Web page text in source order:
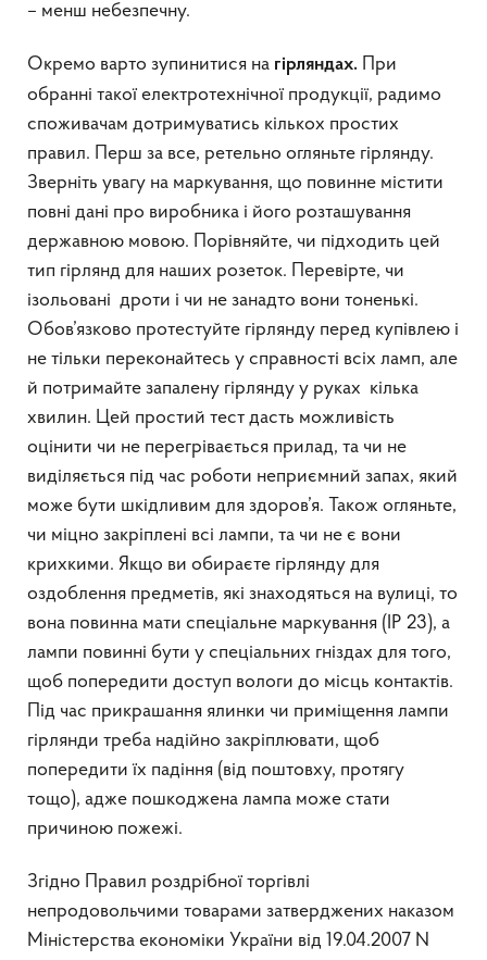
– менш небезпечну.
Окремо варто зупинитися на гірляндах. При
обранні такої електротехнічної продукції, радимо
споживачам дотримуватись кількох простих
правил. Перш за все, ретельно огляньте гірлянду.
Зверніть увагу на маркування, що повинне містити
повні дані про виробника і його розташування
державною мовою. Порівняйте, чи підходить цей
тип гірлянд для наших розеток. Перевірте, чи
ізольовані дроти і чи не занадто вони тоненькі.
Обов’язково протестуйте гірлянду перед купівлею і
не тільки переконайтесь у справності всіх ламп, але
й потримайте запалену гірлянду у руках кілька
хвилин. Цей простий тест дасть можливість
оцінити чи не перегрівається прилад, та чи не
виділяється під час роботи неприємний запах, який
може бути шкідливим для здоров’я. Також огляньте,
чи міцно закріплені всі лампи, та чи не є вони
крихкими. Якщо ви обираєте гірлянду для
оздоблення предметів, які знаходяться на вулиці, то
вона повинна мати спеціальне маркування (ІР 23), а
лампи повинні бути у спеціальних гніздах для того,
щоб попередити доступ вологи до місць контактів.
Під час прикрашання ялинки чи приміщення лампи
гірлянди треба надійно закріплювати, щоб
попередити їх падіння (від поштовху, протягу
тощо), адже пошкоджена лампа може стати
причиною пожежі.
Згідно Правил роздрібної торгівлі
непродовольчими товарами затверджених наказом
Міністерства економіки України від 19.04.2007 N